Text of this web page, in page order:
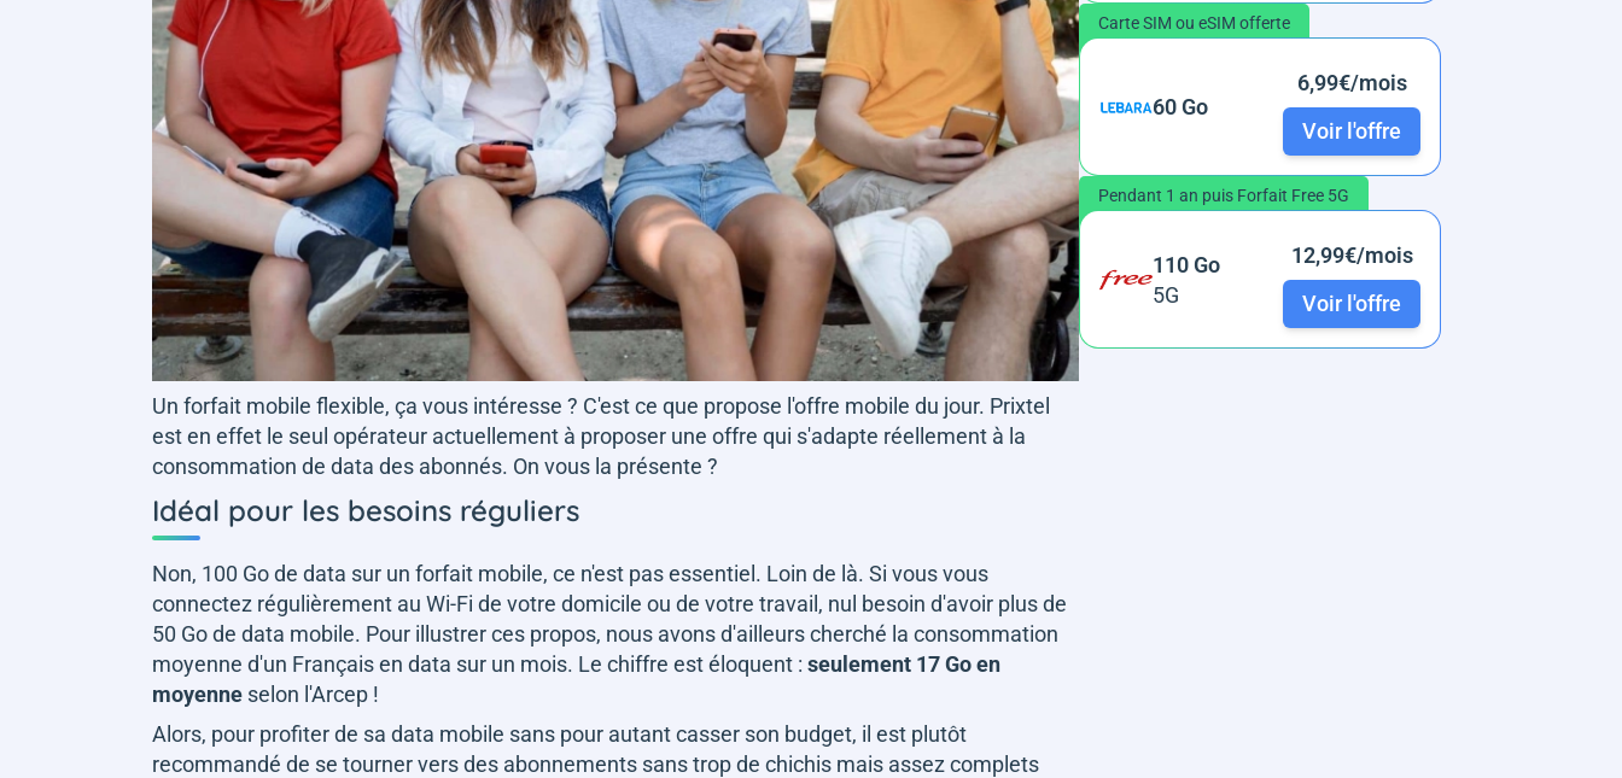
Un forfait mobile flexible, ça vous intéresse ? C'est ce que propose l'offre mobile du jour. Prixtel
est en effet le seul opérateur actuellement à proposer une offre qui s'adapte réellement à la
consommation de data des abonnés. On vous la présente ?
Idéal pour les besoins réguliers
Non, 100 Go de data sur un forfait mobile, ce n'est pas essentiel. Loin de là. Si vous vous
connectez régulièrement au Wi-Fi de votre domicile ou de votre travail, nul besoin d'avoir plus de
50 Go de data mobile. Pour illustrer ces propos, nous avons d'ailleurs cherché la consommation
moyenne d'un Français en data sur un mois. Le chiffre est éloquent : seulement 17 Go en
moyenne selon l'Arcep !
Alors, pour profiter de sa data mobile sans pour autant casser son budget, il est plutôt
recommandé de se tourner vers des abonnements sans trop de chichis mais assez complets
Carte SIM ou eSIM offerte
60 Go
6,99€/mois
Voir l'offre
Pendant 1 an puis Forfait Free 5G
110 Go
5G
12,99€/mois
Voir l'offre